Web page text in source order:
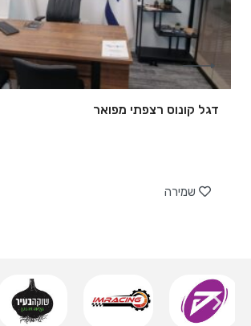
דגל קונוס רצפתי מפואר
שמירה